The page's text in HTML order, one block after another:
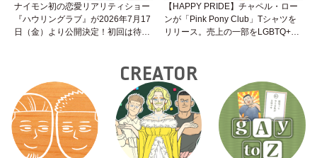
ナイモン初の恋愛リアリティショー
『ハウリングラブ』が2026年7月17
日（金）より公開決定！初回は待望
【HAPPY PRIDE】チャペル・ロー
ンが「Pink Pony Club」Tシャツを
リリース。売上の一部をLGBTQ+＆
CREATOR